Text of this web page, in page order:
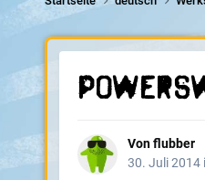
Vonflubber
30. Juli 2014